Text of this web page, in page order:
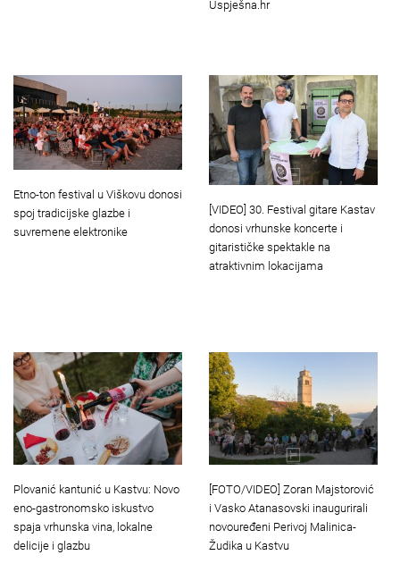
Uspješna.hr
Etno-ton festival u Viškovu donosi
spoj tradicijske glazbe i
suvremene elektronike
[VIDEO] 30. Festival gitare Kastav
donosi vrhunske koncerte i
gitarističke spektakle na
atraktivnim lokacijama
Plovanić kantunić u Kastvu: Novo
eno-gastronomsko iskustvo
spaja vrhunska vina, lokalne
delicije i glazbu
[FOTO/VIDEO] Zoran Majstorović
i Vasko Atanasovski inaugurirali
novouređeni Perivoj Malinica-
Žudika u Kastvu